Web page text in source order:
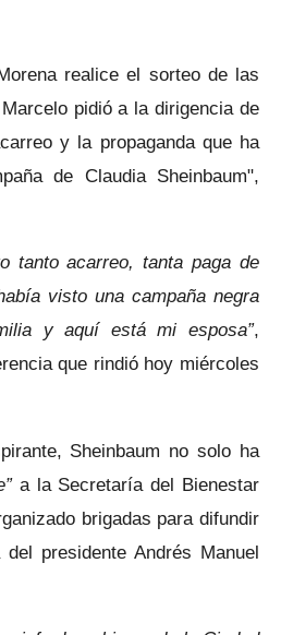
realice el sorteo de las
pidió a la dirigencia de
y la propaganda que ha
de Claudia Sheinbaum",
tanto acarreo, tanta paga de
visto una campaña negra
y aquí está mi esposa”,
que rindió hoy miércoles
Sheinbaum no solo ha
a la Secretaría del Bienestar
brigadas para difundir
presidente Andrés Manuel